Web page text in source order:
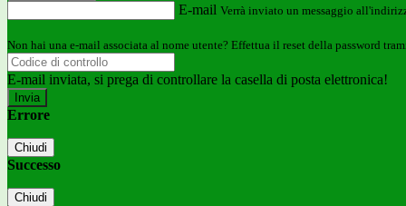
E-mail Verrà inviato un messaggio
Non hai una e-mail associata al nome utente? Effettua il reset della password
E-mail inviata, si prega di controllare la casella di posta elettronica!
Errore
Chiudi
Successo
Chiudi